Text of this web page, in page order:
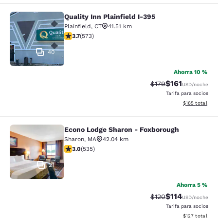
Quality Inn Plainfield I-395
40
Quality Inn Plainfield I-395
Plainfield, CT
41.51 km
calificación de 3.68 estrellas. Bueno. 573 reseñas
3.7(573)
Ahorra 10 %
Precio tachado:
$179Precio con
$161USD/noche
Tarifa para socios
Ver detalles
$185 total
Econo Lodge Sharon - Foxborough
21
Econo Lodge Sharon - Foxborough
Sharon, MA
42.04 km
calificación de 3.01 estrellas. Feria. 535 reseñas
3.0(535)
Ahorra 5 %
Precio tachado:
$120Precio con
$114USD/noche
Tarifa para socios
Ver detalles
$127 total